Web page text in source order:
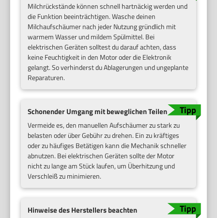
Milchrückstände können schnell hartnäckig werden und
die Funktion beeinträchtigen. Wasche deinen
Milchaufschäumer nach jeder Nutzung gründlich mit
warmem Wasser und mildem Spülmittel. Bei
elektrischen Geräten solltest du darauf achten, dass
keine Feuchtigkeit in den Motor oder die Elektronik
gelangt. So verhinderst du Ablagerungen und ungeplante
Reparaturen.
Schonender Umgang mit beweglichen Teilen
Vermeide es, den manuellen Aufschäumer zu stark zu
belasten oder über Gebühr zu drehen. Ein zu kräftiges
oder zu häufiges Betätigen kann die Mechanik schneller
abnutzen. Bei elektrischen Geräten sollte der Motor
nicht zu lange am Stück laufen, um Überhitzung und
Verschleiß zu minimieren.
Hinweise des Herstellers beachten